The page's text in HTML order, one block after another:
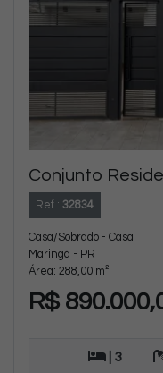
Conjunto
Ref.: 32834
Casa/Sobrado - Casa
Maringá - PR
Área: 288,00 m²
R$
| 3